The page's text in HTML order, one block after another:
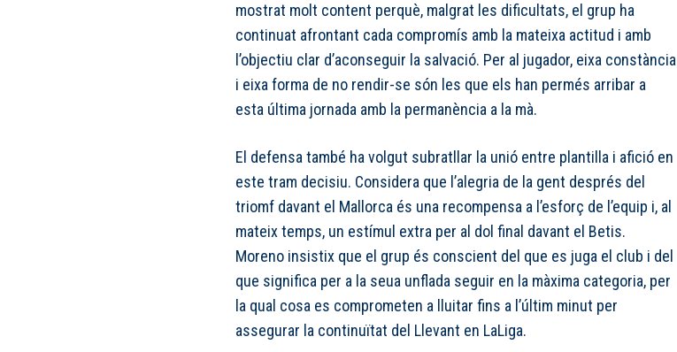
mostrat molt content perquè, malgrat les dificultats, el grup ha
continuat afrontant cada compromís amb la mateixa actitud i amb
l’objectiu clar d’aconseguir la salvació. Per al jugador, eixa constància
i eixa forma de no rendir-se són les que els han permés arribar a
esta última jornada amb la permanència a la mà.
El defensa també ha volgut subratllar la unió entre plantilla i afició en
este tram decisiu. Considera que l’alegria de la gent després del
triomf davant el Mallorca és una recompensa a l’esforç de l’equip i, al
mateix temps, un estímul extra per al dol final davant el Betis.
Moreno insistix que el grup és conscient del que es juga el club i del
que significa per a la seua unflada seguir en la màxima categoria, per
la qual cosa es comprometen a lluitar fins a l’últim minut per
assegurar la continuïtat del Llevant en LaLiga.